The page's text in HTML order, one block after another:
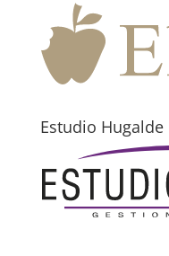
Estudio Hugalde